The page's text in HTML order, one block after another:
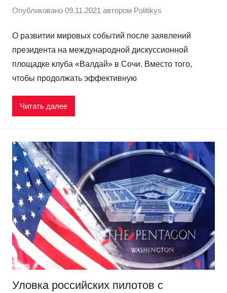
Опубликовано 09.11.2021 автором Politikys
О развитии мировых событий после заявлений
президента на международной дискуссионной
площадке клуба «Валдай» в Сочи. Вместо того,
чтобы продолжать эффективную
Читать далее
Уловка российских пилотов с